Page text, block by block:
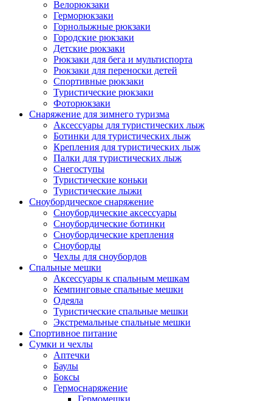
Велорюкзаки
Герморюкзаки
Горнолыжные рюкзаки
Городские рюкзаки
Детские рюкзаки
Рюкзаки для бега и мультиспорта
Рюкзаки для переноски детей
Спортивные рюкзаки
Туристические рюкзаки
Фоторюкзаки
Снаряжение для зимнего туризма
Аксессуары для туристических лыж
Ботинки для туристических лыж
Крепления для туристических лыж
Палки для туристических лыж
Снегоступы
Туристические коньки
Туристические лыжи
Сноубордическое снаряжение
Сноубордические аксессуары
Сноубордические ботинки
Сноубордические крепления
Сноуборды
Чехлы для сноубордов
Спальные мешки
Аксессуары к спальным мешкам
Кемпинговые спальные мешки
Одеяла
Туристические спальные мешки
Экстремальные спальные мешки
Спортивное питание
Сумки и чехлы
Аптечки
Баулы
Боксы
Гермоснаряжение
Гермомешки